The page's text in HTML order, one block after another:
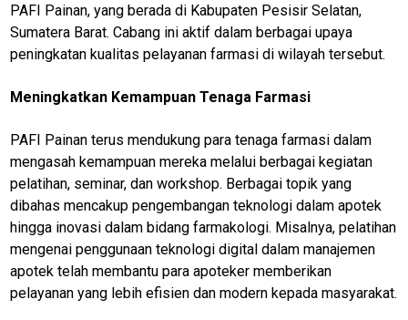
PAFI Painan, yang berada di Kabupaten Pesisir Selatan,
Sumatera Barat. Cabang ini aktif dalam berbagai upaya
peningkatan kualitas pelayanan farmasi di wilayah tersebut.
Meningkatkan Kemampuan Tenaga Farmasi
PAFI Painan terus mendukung para tenaga farmasi dalam
mengasah kemampuan mereka melalui berbagai kegiatan
pelatihan, seminar, dan workshop. Berbagai topik yang
dibahas mencakup pengembangan teknologi dalam apotek
hingga inovasi dalam bidang farmakologi. Misalnya, pelatihan
mengenai penggunaan teknologi digital dalam manajemen
apotek telah membantu para apoteker memberikan
pelayanan yang lebih efisien dan modern kepada masyarakat.